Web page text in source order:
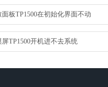
板TP1500在初始化界面不动
TP1500开机进不去系统